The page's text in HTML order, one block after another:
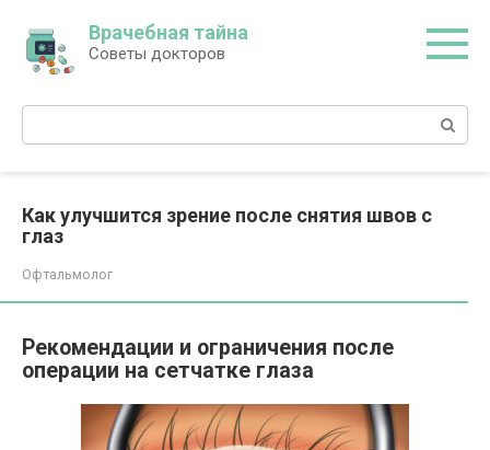
контенту
Врачебная тайна
Советы докторов
Поиск:
Как улучшится зрение после снятия швов с
глаз
Офтальмолог
Рекомендации и ограничения после
операции на сетчатке глаза